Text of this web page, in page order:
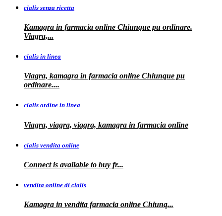
cialis senza ricetta
Kamagra in farmacia online Chiunque pu ordinare.
Viagra,...
cialis in linea
Viagra, kamagra in farmacia online Chiunque pu
ordinare....
cialis ordine in linea
Viagra, viagra, viagra, kamagra in farmacia online
cialis vendita online
Connect is available to buy fr...
vendita online di cialis
Kamagra in vendita farmacia online Chiunq...